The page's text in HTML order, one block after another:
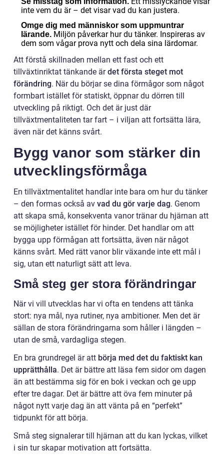
inte vem du är – det visar vad du kan justera.
Omge dig med människor som uppmuntrar
lärande. Miljön påverkar hur du tänker. Inspireras av
dem som vågar prova nytt och dela sina lärdomar.
Att förstå skillnaden mellan ett fast och ett
tillväxtinriktat tänkande ärdet första steget mot
förändring. När du börjar se dina förmågor som något
formbart istället för statiskt, öppnar du dörren till
utveckling på riktigt. Och det är just där
tillväxtmentaliteten tar fart – i viljan att fortsätta lära,
även när det känns svårt.
Bygg vanor som stärker din
utvecklingsförmåga
En tillväxtmentalitet handlar inte bara om hur du tänker
– den formas också av vad du gör varje dag. Genom
att skapa små, konsekventa vanor tränar du hjärnan att
se möjligheter istället för hinder. Det handlar om att
bygga upp förmågan att fortsätta, även när något
känns svårt. Med rätt vanor blir växande inte ett mål i
sig, utan ett naturligt sätt att leva.
Små steg ger stora förändringar
När vi vill utvecklas har vi ofta en tendens att tänka
stort: nya mål, nya rutiner, nya ambitioner. Men det är
sällan de stora förändringarna som håller i längden –
utan de små, vardagliga stegen.
En bra grundregel är att börja med det du faktiskt kan
upprätthålla. Det är bättre att läsa fem sidor om dagen
än att bestämma sig för en bok i veckan och ge upp
efter tre dagar. Det är bättre att öva fem minuter på
något nytt varje dag än att vänta på en “perfekt”
tidpunkt för att börja.
Små steg signalerar till hjärnan att du kan lyckas, vilket
i sin tur skapar motivation att fortsätta.